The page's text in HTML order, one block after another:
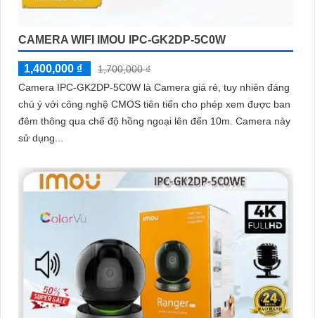
CAMERA WIFI IMOU IPC-GK2DP-5C0W
1,400,000 ₫
1,700,000 ₫
Camera IPC-GK2DP-5C0W là Camera giá rẻ, tuy nhiên đáng
chú ý với công nghệ CMOS tiên tiến cho phép xem được ban
đêm thông qua chế độ hồng ngoại lên đến 10m. Camera này
sử dụng...